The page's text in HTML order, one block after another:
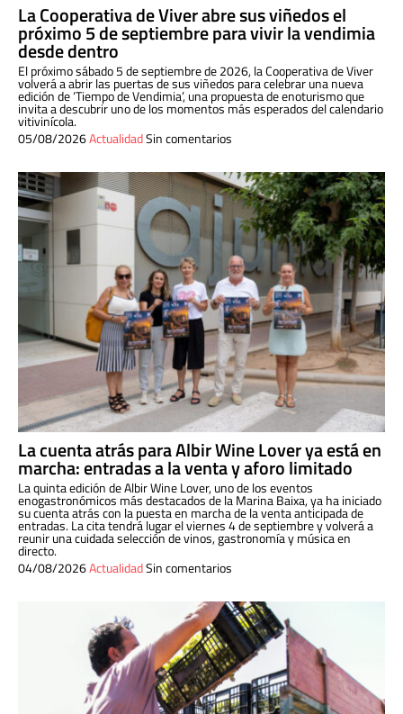
La Cooperativa de Viver abre sus viñedos el
próximo 5 de septiembre para vivir la vendimia
desde dentro
El próximo sábado 5 de septiembre de 2026, la Cooperativa de Viver
volverá a abrir las puertas de sus viñedos para celebrar una nueva
edición de ‘Tiempo de Vendimia’, una propuesta de enoturismo que
invita a descubrir uno de los momentos más esperados del calendario
vitivinícola.
05/08/2026ActualidadSin comentarios
La cuenta atrás para Albir Wine Lover ya está en
marcha: entradas a la venta y aforo limitado
La quinta edición de Albir Wine Lover, uno de los eventos
enogastronómicos más destacados de la Marina Baixa, ya ha iniciado
su cuenta atrás con la puesta en marcha de la venta anticipada de
entradas. La cita tendrá lugar el viernes 4 de septiembre y volverá a
reunir una cuidada selección de vinos, gastronomía y música en
directo.
04/08/2026ActualidadSin comentarios